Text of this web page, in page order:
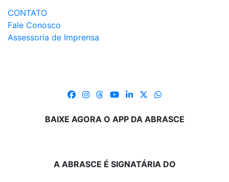
CONTATO
Fale Conosco
Assessoria de Imprensa
BAIXE AGORA O APP DA ABRASCE
A ABRASCE É SIGNATÁRIA DO